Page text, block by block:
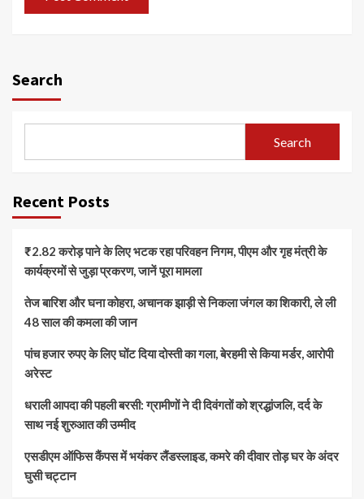
Search
Search
Recent Posts
₹2.82 करोड़ पाने के लिए भटक रहा परिवहन निगम, पीएम और गृह मंत्री के
कार्यक्रमों से जुड़ा प्रकरण, जानें पूरा मामला
तेज बारिश और घना कोहरा, अचानक झाड़ी से निकला जंगल का शिकारी, ले ली
48 साल की कमला की जान
पांच हजार रुपए के लिए घोंट दिया दोस्ती का गला, बेरहमी से किया मर्डर, आरोपी
अरेस्ट
धराली आपदा की पहली बरसी: ग्रामीणों ने दी दिवंगतों को श्रद्धांजलि, दर्द के
साथ नई शुरुआत की उम्मीद
एसडीएम ऑफिस कैंपस में भयंकर लैंडस्लाइड, कमरे की दीवार तोड़ घर के अंदर
घुसी चट्टान